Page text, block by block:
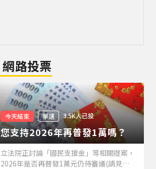
網路投票
今天結束 單選 3.5K人已投
您支持2026年再普發1萬嗎？
立法院正討論「國民支援金」等相關提案，
2026年是否再普發1萬元仍待審議(請見下